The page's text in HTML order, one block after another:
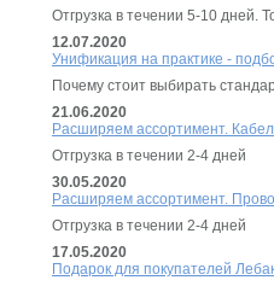
Отгрузка в течении 5-10 дней.
12.07.2020
Унификация на практике -
Почему стоит выбирать
21.06.2020
Расширяем ассортимент.
Отгрузка в течении 2-4 дней
30.05.2020
Расширяем ассортимент.
Отгрузка в течении 2-4 дней
17.05.2020
Подарок для покупателей